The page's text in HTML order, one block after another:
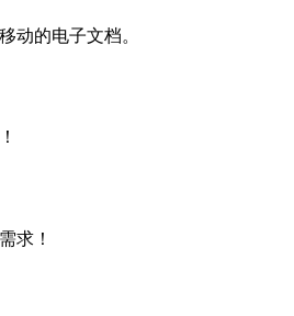
动的电子文档。
求！